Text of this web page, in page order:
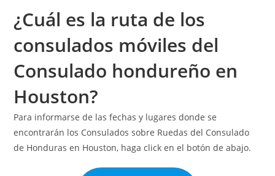
¿Cuál es la ruta de los
consulados móviles del
Consulado hondureño en
Houston?
Para informarse de las fechas y lugares donde se
encontrarán los Consulados sobre Ruedas del Consulado
de Honduras en Houston, haga click en el botón de abajo.